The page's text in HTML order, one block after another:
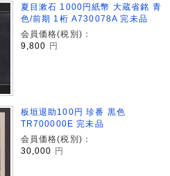
夏目漱石 1000円紙幣 大蔵省銘 青
色/前期 1桁 A730078A 完未品
会員価格(税別)：
9,800 円
板垣退助100円 珍番 黒色
TR700000E 完未品
会員価格(税別)：
30,000 円